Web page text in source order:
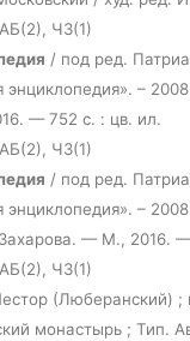
ЧЗ(1)
/ под ред.
–
— 752 с. : цв. ил.
ЧЗ(1)
/ под ред.
–
— М., 2016.
ЧЗ(1)
(Люберанский)
монастырь ; Тип.